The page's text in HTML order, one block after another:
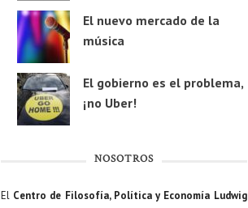
El nuevo mercado de la
música
El gobierno es el problema,
¡no Uber!
NOSOTROS
El Centro de Filosofía, Política y Economía Ludwig